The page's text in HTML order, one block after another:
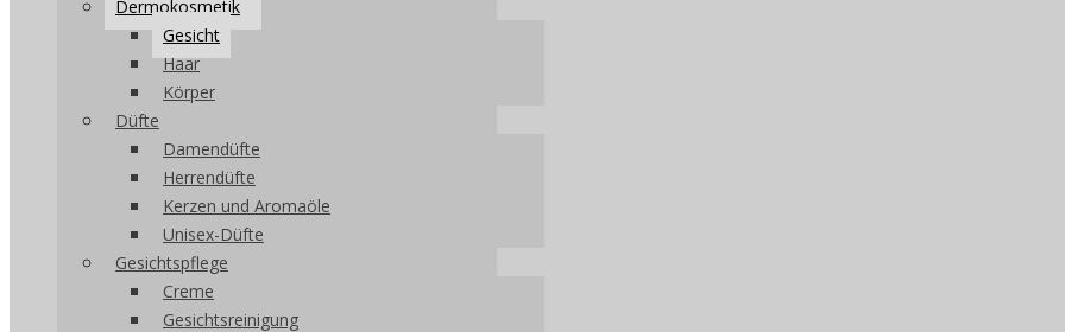
Dermokosmetik
Gesicht
Haar
Körper
Düfte
Damendüfte
Herrendüfte
Kerzen und Aromaöle
Unisex-Düfte
Gesichtspflege
Creme
Gesichtsreinigung